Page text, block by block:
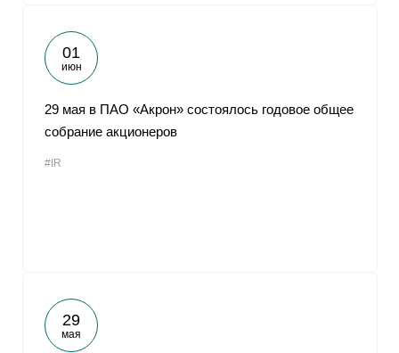
01
июн
29 мая в ПАО «Акрон» состоялось годовое общее
собрание акционеров
#IR
29
мая